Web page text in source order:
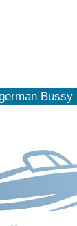
Bussy